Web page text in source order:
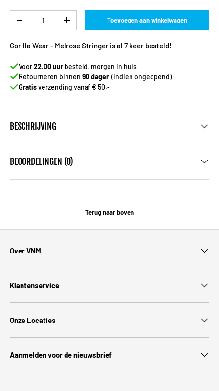
-
+ Toevoegen aan winkelwagen
Gorilla Wear - Melrose Stringer is al 7 keer besteld!
Voor22.00 uurbesteld, morgen in huis
Retourneren binnen 90 dagen (indien ongeopend)
Gratisverzending vanaf € 50,-
BESCHRIJVING
BEOORDELINGEN (0)
Terug naar boven
Over VNM
Klantenservice
Onze Locaties
Aanmelden voor de nieuwsbrief